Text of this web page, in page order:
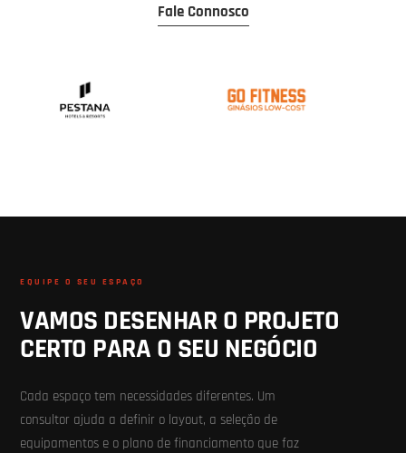
Fale Connosco
EQUIPE O SEU ESPAÇO
VAMOS DESENHAR O PROJETO
CERTO PARA O SEU NEGÓCIO
Cada espaço tem necessidades diferentes. Um
consultor ajuda a definir o layout, a seleção de
equipamentos e o plano de financiamento que faz